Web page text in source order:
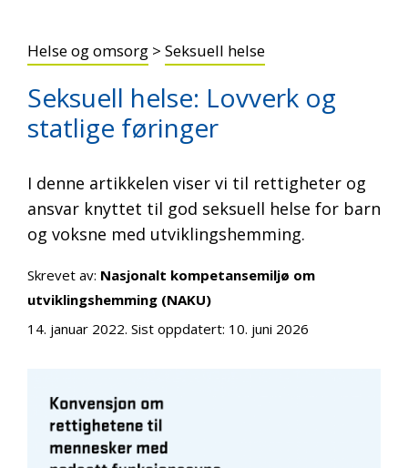
Helse og omsorg > Seksuell helse
Seksuell helse: Lovverk og
statlige føringer
I denne artikkelen viser vi til rettigheter og
ansvar knyttet til god seksuell helse for barn
og voksne med utviklingshemming.
Skrevet av: Nasjonalt kompetansemiljø om
utviklingshemming (NAKU)
14. januar 2022. Sist oppdatert: 10. juni 2026